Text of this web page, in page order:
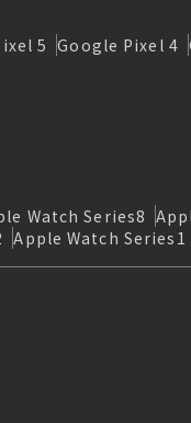
5 Google Pixel 4
Watch Series8
Apple Watch Series1